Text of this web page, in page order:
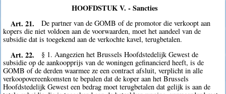
HOOFDSTUK V. - Sancties
Art. 21.
De partner van de GOMB of de promotor die verkoopt aan
kopers die niet voldoen aan de voorwaarden, moet het aandeel van de
subsidie dat is toegekend aan de verkochte kavel, terugbetalen.
Art. 22.
§ 1. Aangezien het Brussels Hoofdstedelijk Gewest de
subsidie op de aankoopprijs van de woningen gefinancierd heeft, is de
GOMB of de derden waarmee ze een contract afsluit, verplicht in alle
verkoopovereenkomsten te bepalen dat de koper aan het Brussels
Hoofdstedelijk Gewest een bedrag moet terugbetalen dat gelijk is aan de